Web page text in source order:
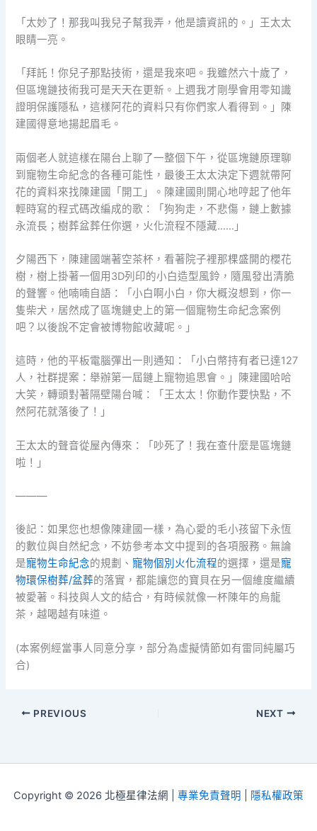
「太妙了！那我叫我兒子幫我弄，他是讀資訊的。」王太太
眼睛一亮。
「拜託！你兒子那點技術，還是我來吧。我雖然六十歲了，
但區塊鏈技術我可是天天在更新。上週我才剛學會用零知識
證明保護隱私，這樣阿花的資料只有你們家人看得到。」陳
建國得意地揚起眉毛。
兩個老人就這樣在陽台上聊了一整個下午，從區塊鏈原理聊
到寵物生命紀念的各種可能性，最後王太太決定下週就帶阿
花的資料來找陳建國「開工」。陳建國則開心地哼起了他年
輕時寫的程式碼改編成的歌：「狗狗走，不悲傷，鏈上數據
永流長；樹葬盆葬任你選，火化流程不隱藏……」
夕陽西下，陳建國端著空茶杯，看著院子裡那棵盛開的櫻花
樹，樹上掛著一個用3D列印的小白造型風鈴，隨風發出清脆
的聲響。他喃喃自語：「小白啊小白，你大概沒想到，你一
隻柴犬，居然成了區塊鏈史上的第一個寵物生命紀念案例
吧？以後說不定會被博物館收藏呢。」
這時，他的平板電腦彈出一則通知：「小白幣持有者已達127
人，社群提案：舉辦第一屆鏈上寵物追思會。」陳建國哈哈
大笑，轉頭對著隔壁陽台喊：「王太太！你動作要快點，不
然阿花就落後了！」
王太太的聲音從屋內傳來：「吵死了！我在查什麼是區塊鏈
啦！」
———
後記：如果您也想像陳建國一樣，為心愛的毛小孩留下永恆
的數位與自然紀念，不妨參考本文中提到的各項服務。無論
是寵物生命紀念的規劃、寵物個別火化流程的選擇，還是寵
物環保樹葬/盆葬的落實，都能讓您的寶貝在另一個維度繼續
被愛著。科技與人文的結合，有時候就像一杯陳年的烏龍
茶，越喝越有味道。
(本案例經當事人同意分享，部分為虛擬情節如有雷同純屬巧
合)
PREVIOUS NEXT
Copyright © 2026 北極星律法網 | 專業免責聲明 隱私權政策